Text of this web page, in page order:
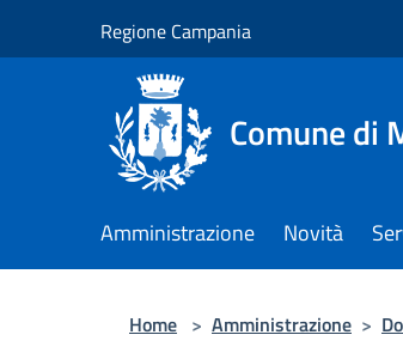
Regione Campania
Comune di
Amministrazione Novità
Home > Amministrazione >